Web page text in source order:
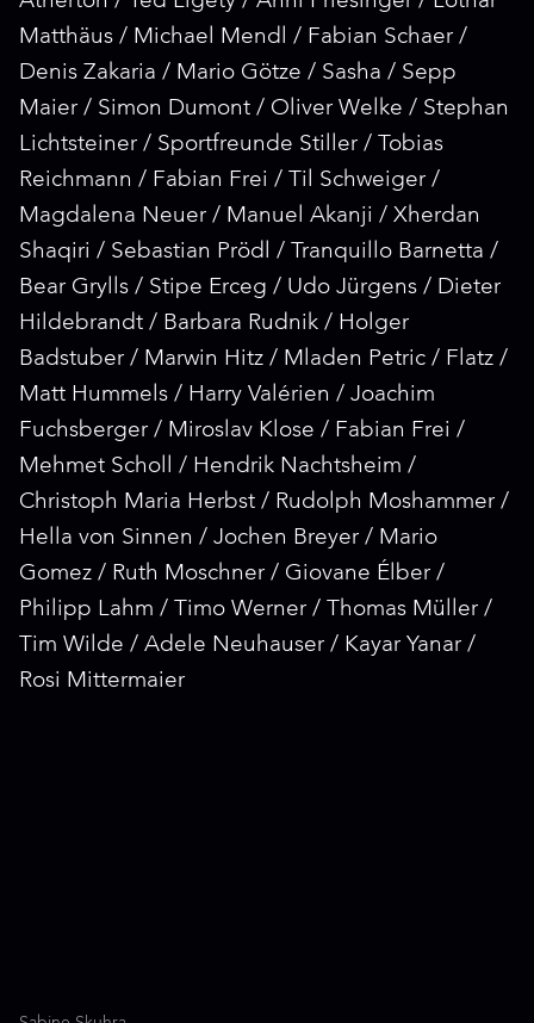
Matthäus / Michael Mendl / Fabian Schaer /
Denis Zakaria / Mario Götze / Sasha / Sepp
Maier / Simon Dumont / Oliver Welke / Stephan
Lichtsteiner / Sportfreunde Stiller / Tobias
Reichmann / Fabian Frei / Til Schweiger /
Magdalena Neuer / Manuel Akanji / Xherdan
Shaqiri / Sebastian Prödl / Tranquillo Barnetta /
Bear Grylls / Stipe Erceg / Udo Jürgens / Dieter
Hildebrandt / Barbara Rudnik / Holger
Badstuber / Marwin Hitz / Mladen Petric / Flatz /
Matt Hummels / Harry Valérien / Joachim
Fuchsberger / Miroslav Klose / Fabian Frei /
Mehmet Scholl / Hendrik Nachtsheim /
Christoph Maria Herbst / Rudolph Moshammer /
Hella von Sinnen / Jochen Breyer / Mario
Gomez / Ruth Moschner / Giovane Élber /
Philipp Lahm / Timo Werner / Thomas Müller /
Tim Wilde / Adele Neuhauser / Kayar Yanar /
Rosi Mittermaier